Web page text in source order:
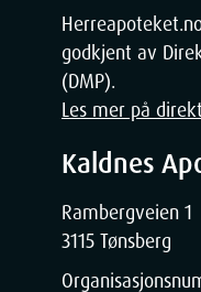
godkjent av
(DMP).
Les mer på
Kaldnes
Rambergveien 1
3115 Tønsberg